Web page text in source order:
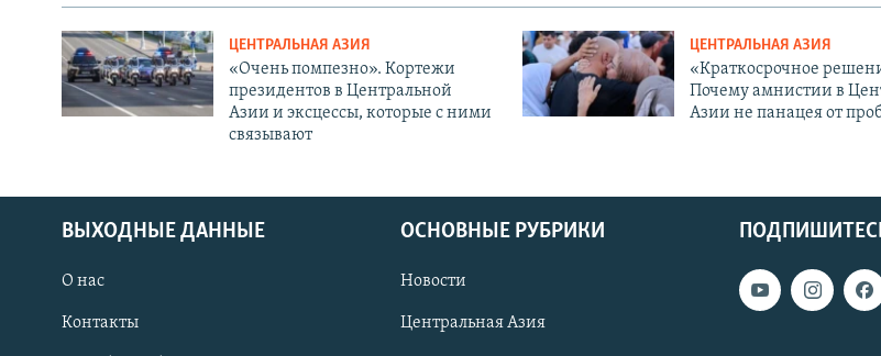
ЦЕНТРАЛЬНАЯ АЗИЯ
«Очень помпезно». Кортежи
президентов в Центральной
Азии и эксцессы, которые с ними
связывают
ЦЕНТРАЛЬНАЯ АЗИЯ
«Краткосрочное
Почему амнистии в
Азии не панацея от
ВЫХОДНЫЕ ДАННЫЕ
О нас
Контакты
ОСНОВНЫЕ РУБРИКИ
Новости
Центральная Азия